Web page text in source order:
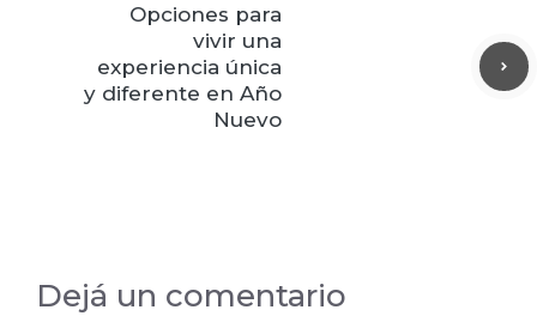
Opciones para
vivir una
experiencia única
y diferente en Año
Nuevo
Dejá un comentario